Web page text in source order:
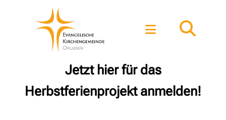
Jetzt hier für das
Herbstferienprojekt anmelden!